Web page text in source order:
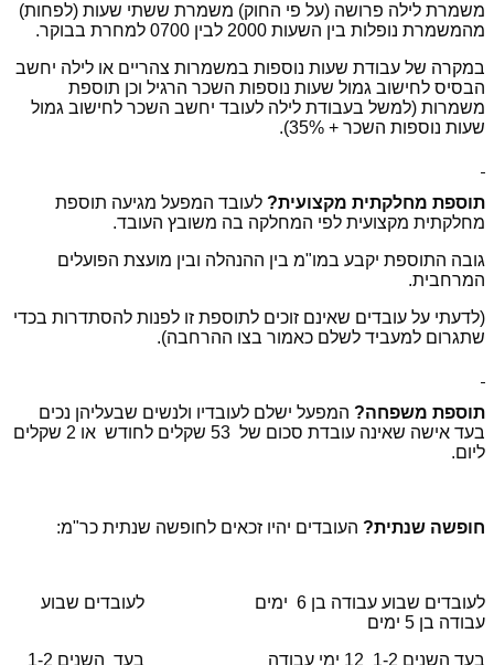
משמרת לילה פרושה (על פי החוק) משמרת ששתי שעות (לפחות)
מהמשמרת נופלות בין השעות 2000 לבין 0700 למחרת בבוקר.
במקרה של עבודת שעות נוספות במשמרות צהריים או לילה יחשב
הבסיס לחישוב גמול שעות נוספות השכר הרגיל וכן תוספת
משמרות (למשל בעבודת לילה לעובד יחשב השכר לחישוב גמול
שעות נוספות השכר + 35%).
תוספת מחלקתית מקצועית? לעובד המפעל מגיעה תוספת
מחלקתית מקצועית לפי המחלקה בה משובץ העובד.
גובה התוספת יקבע במו"מ בין ההנהלה ובין מועצת הפועלים
המרחבית.
(לדעתי על עובדים שאינם זוכים לתוספת זו לפנות להסתדרות בכדי
שתגרום למעביד לשלם כאמור בצו ההרחבה).
תוספת משפחה? המפעל ישלם לעובדיו ולנשים שבעליהן נכים
בעד אישה שאינה עובדת סכום של 53 שקלים לחודש או 2 שקלים
ליום.
חופשה שנתית? העובדים יהיו זכאים לחופשה שנתית כר"מ:
לעובדים שבוע עבודה בן 6 ימים לעובדים שבוע
עבודה בן 5 ימים